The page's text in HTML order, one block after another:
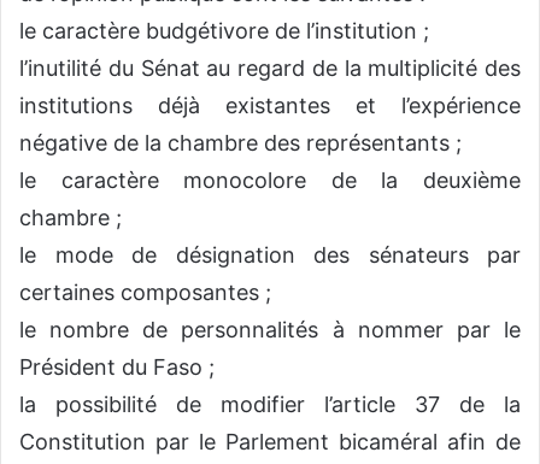
le caractère budgétivore de l’institution ;
l’inutilité du Sénat au regard de la multiplicité des
institutions déjà existantes et l’expérience
négative de la chambre des représentants ;
le caractère monocolore de la deuxième
chambre ;
le mode de désignation des sénateurs par
certaines composantes ;
le nombre de personnalités à nommer par le
Président du Faso ;
la possibilité de modifier l’article 37 de la
Constitution par le Parlement bicaméral afin de